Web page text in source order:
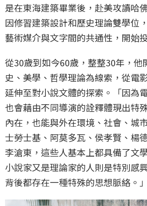
是在東海建築畢業後，赴美攻讀哈
因修習建築設計和歷史理論雙學位
藝術媒介與文字間的共通性，開始
從30歲到如今60歲，整整30年，他
史、美學、哲學理論為線索，從電
延伸至對小說文體的探索。「因為
也會藉由不同導演的詮釋體現出特
內在，也能與外在環境、社會、城
士勞士基、阿莫多瓦、侯孝賢、楊
李滄東，這些人基本上都具備了文
小說家又是理論家的人則是特別感
背後都存在一種特殊的思想脈絡。」